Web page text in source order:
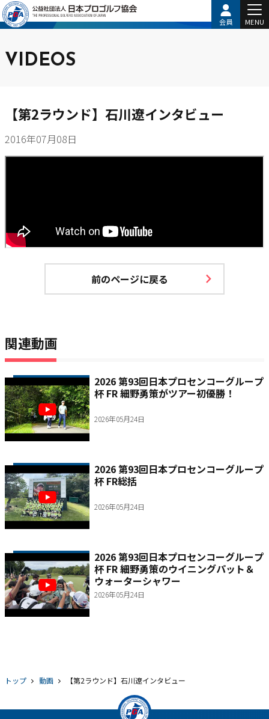
会員 MENU
VIDEOS
【第2ラウンド】石川遼インタビュー
2016年07月08日
前のページに戻る
関連動画
2026 第93回日本プロセンコーグループ
杯 FR 細野勇策がツアー初優勝！
2026年05月24日
2026 第93回日本プロセンコーグループ
杯 FR総括
2026年05月24日
2026 第93回日本プロセンコーグループ
杯 FR 細野勇策のウイニングパット＆
ウォーターシャワー
2026年05月24日
トップ 動画 【第2ラウンド】石川遼インタビュー